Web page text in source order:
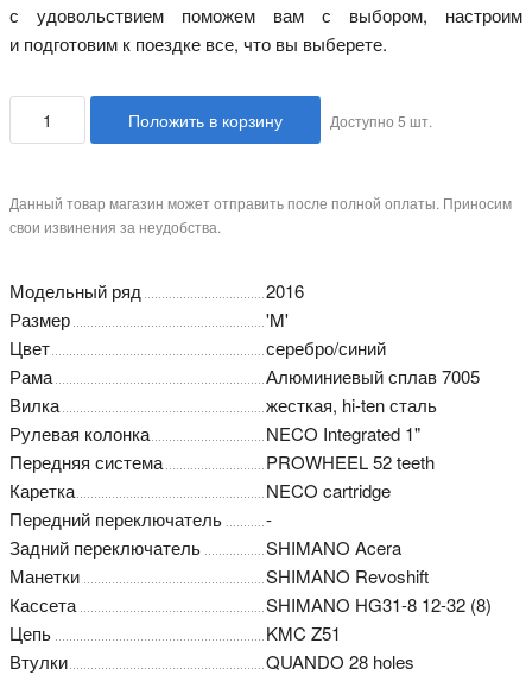
с удовольствием поможем вам с выбором, настроим
и подготовим к поездке все, что вы выберете.
Положить в корзину Доступно 5 шт.
Данный товар магазин может отправить после полной оплаты. Приносим
свои извинения за неудобства.
Модельный ряд
2016
Размер
'M'
Цвет
серебро/синий
Рама
Алюминиевый сплав 7005
Вилка
жесткая, hi-ten сталь
Рулевая колонка
NECO Integrated 1"
Передняя система
PROWHEEL 52 teeth
Каретка
NECO cartridge
Передний переключатель
-
Задний переключатель
SHIMANO Acera
Манетки
SHIMANO Revoshift
Кассета
SHIMANO HG31-8 12-32 (8)
Цепь
KMC Z51
Втулки
QUANDO 28 holes